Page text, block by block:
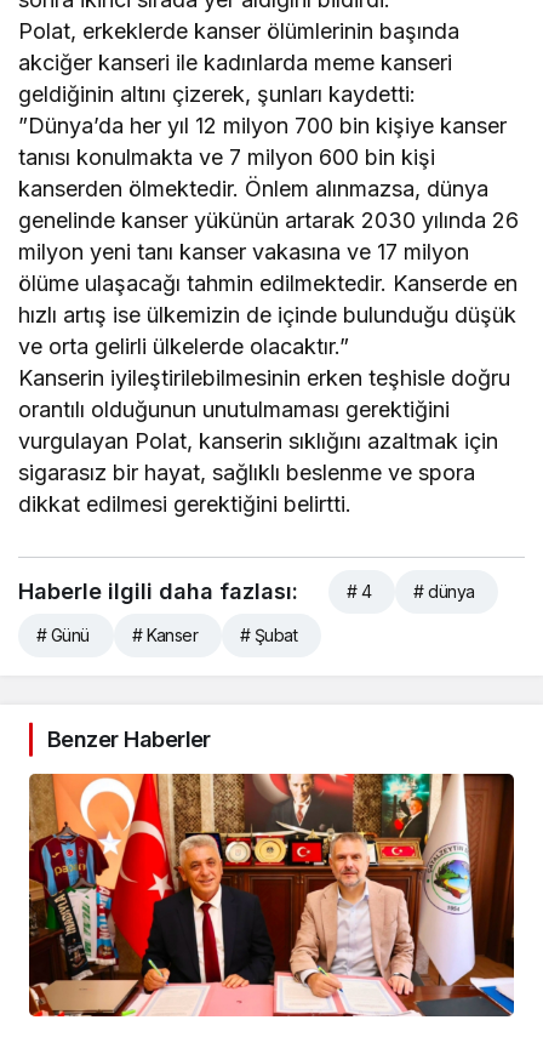
Polat, erkeklerde kanser ölümlerinin başında
akciğer kanseri ile kadınlarda meme kanseri
geldiğinin altını çizerek, şunları kaydetti:
”Dünya’da her yıl 12 milyon 700 bin kişiye kanser
tanısı konulmakta ve 7 milyon 600 bin kişi
kanserden ölmektedir. Önlem alınmazsa, dünya
genelinde kanser yükünün artarak 2030 yılında 26
milyon yeni tanı kanser vakasına ve 17 milyon
ölüme ulaşacağı tahmin edilmektedir. Kanserde en
hızlı artış ise ülkemizin de içinde bulunduğu düşük
ve orta gelirli ülkelerde olacaktır.”
Kanserin iyileştirilebilmesinin erken teşhisle doğru
orantılı olduğunun unutulmaması gerektiğini
vurgulayan Polat, kanserin sıklığını azaltmak için
sigarasız bir hayat, sağlıklı beslenme ve spora
dikkat edilmesi gerektiğini belirtti.
Haberle ilgili daha fazlası: # 4 # dünya
# Günü # Kanser # Şubat
Benzer Haberler